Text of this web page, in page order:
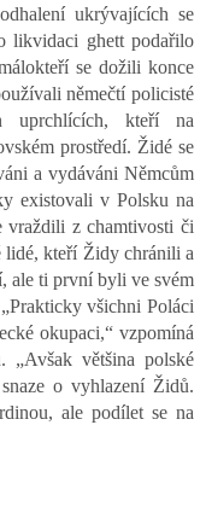
ukrývajících se
likvidaci ghett podařilo
se dožili konce
němečtí policisté
uprchlících, kteří na
prostředí. Židé se
a vydáváni Němcům
existovali v Polsku na
vraždili z chamtivosti či
lidé, kteří Židy chránili a
ale ti první byli ve svém
všichni Poláci
okupaci,“ vzpomíná
„Avšak většina polské
o vyhlazení Židů.
ale podílet se na